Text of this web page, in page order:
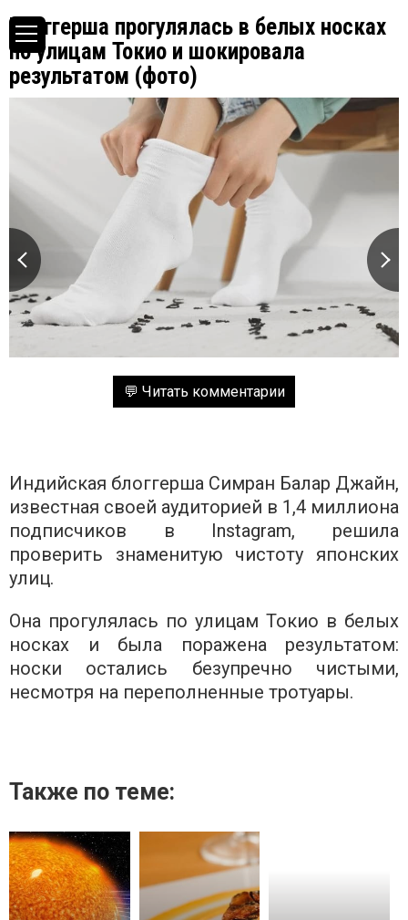
Блоггерша прогулялась в белых носках
по улицам Токио и шокировала
результатом (фото)
💬 Читать комментарии
Индийская блоггерша Симран Балар Джайн,
известная своей аудиторией в 1,4 миллиона
подписчиков в Instagram, решила
проверить знаменитую чистоту японских
улиц.
Она прогулялась по улицам Токио в белых
носках и была поражена результатом:
носки остались безупречно чистыми,
несмотря на переполненные тротуары.
Также по теме: